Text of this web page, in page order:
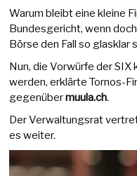
Warum bleibt eine kleine
Bundesgericht, wenn
Börse den Fall so glasklar
Nun, die Vorwürfe der
werden, erklärte Tornos-
gegenübermuula.ch.
Der Verwaltungsrat
es weiter.